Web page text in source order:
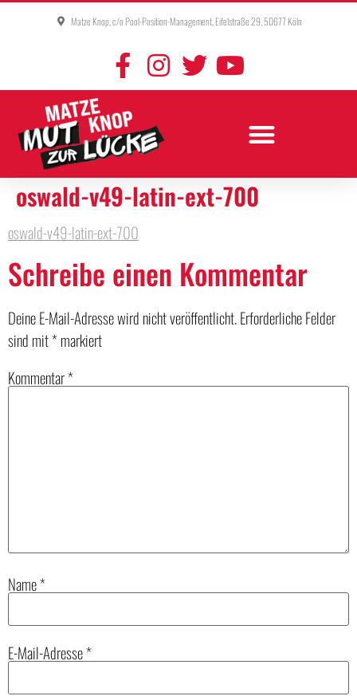
Matze Knop, c/o Pool-Position-Management, Eifelstraße 29, 50677 Köln
oswald-v49-latin-ext-700
oswald-v49-latin-ext-700
Schreibe einen Kommentar
Deine E-Mail-Adresse wird nicht veröffentlicht.Erforderliche Felder
sind mit*markiert
Kommentar*
Name*
E-Mail-Adresse*